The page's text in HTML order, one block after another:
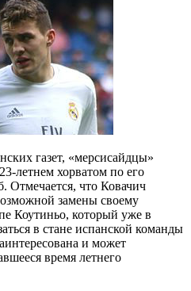
газет, «мерсисайдцы»
летнем хорватом по его
Отмечается, что Ковачич
замены своему
Коутиньо, который уже в
в стане испанской команды
и может
время летнего